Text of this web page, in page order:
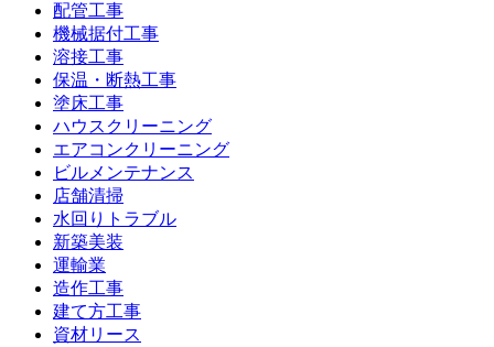
配管工事
機械据付工事
溶接工事
保温・断熱工事
塗床工事
ハウスクリーニング
エアコンクリーニング
ビルメンテナンス
店舗清掃
水回りトラブル
新築美装
運輸業
造作工事
建て方工事
資材リース